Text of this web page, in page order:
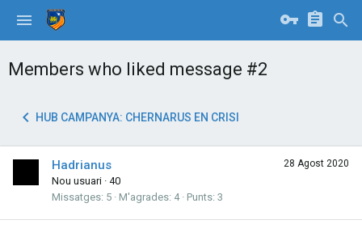
Members who liked message #2
HUB CAMPANYA: CHERNARUS EN CRISI
28 Agost 2020
Hadrianus
Nou usuari · 40
Missatges 5 M'agrades 4 Punts 3